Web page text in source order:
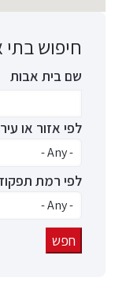
חיפוש בתי
שם בית אבות
לפי אזור או עיר
לפי רמת